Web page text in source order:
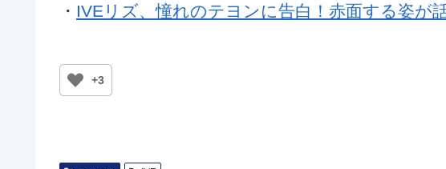
・ IVEリズ、憧れのテヨンに告白！赤面する姿が
+3